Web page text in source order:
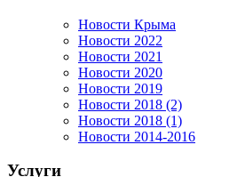
Новости Крыма
Новости 2022
Новости 2021
Новости 2020
Новости 2019
Новости 2018 (2)
Новости 2018 (1)
Новости 2014-2016
Услуги